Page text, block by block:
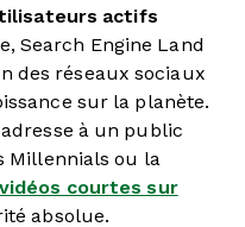
actifs
Search Engine Land
des réseaux sociaux
sur la planète.
à un public
Millennials ou la
vidéos courtes sur
absolue.